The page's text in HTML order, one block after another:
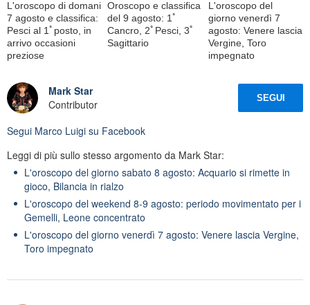
L'oroscopo di domani
7 agosto e classifica:
Pesci al 1ﾟposto, in
arrivo occasioni
preziose
Oroscopo e classifica
del 9 agosto: 1ﾟ
Cancro, 2ﾟPesci, 3ﾟ
Sagittario
L'oroscopo del
giorno venerdì 7
agosto: Venere lascia
Vergine, Toro
impegnato
Mark Star
Contributor
SEGUI
Segui Marco Luigi su Facebook
Leggi di più sullo stesso argomento da Mark Star:
L'oroscopo del giorno sabato 8 agosto: Acquario si rimette in
gioco, Bilancia in rialzo
L'oroscopo del weekend 8-9 agosto: periodo movimentato per i
Gemelli, Leone concentrato
L'oroscopo del giorno venerdì 7 agosto: Venere lascia Vergine,
Toro impegnato